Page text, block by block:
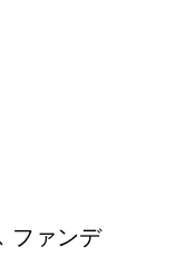
ファンデ